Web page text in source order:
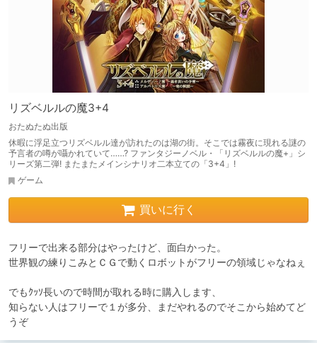
リズベルルの魔3+4
おたぬたぬ出版
休暇に浮足立つリズベルル達が訪れたのは湖の街。そこでは霧夜に現れる謎の
予言者の噂が囁かれていて……? ファンタジーノベル・「リズベルルの魔+」シ
リーズ第二弾! またまたメインシナリオ二本立ての「3+4」!
ゲーム
買いに行く
フリーで出来る部分はやったけど、面白かった。
世界観の練りこみとＣＧで動くロボットがフリーの領域じゃなねぇ
でもｸｯｿ長いので時間が取れる時に購入します、
知らない人はフリーで１が多分、まだやれるのでそこから始めてど
うぞ